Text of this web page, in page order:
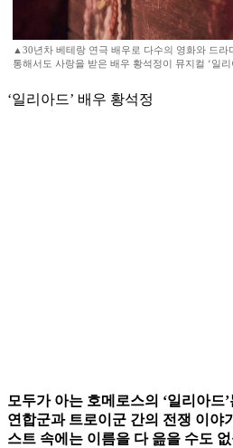
▲30년차 베테랑 연극 배우로 다수의 영화와 드라
통해서도 사랑을 받은 배우 황석정이 뮤지컬 ‘일
‘일리아드’ 배우 황석정
모두가 아는 호메로스의 ‘일리아드
연합군과 트로이군 간의 전쟁 이야
스트 속에는 이름을 다 읊을 수도